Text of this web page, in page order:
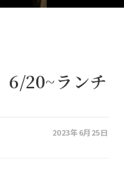
20~ランチ
2023年6月25日